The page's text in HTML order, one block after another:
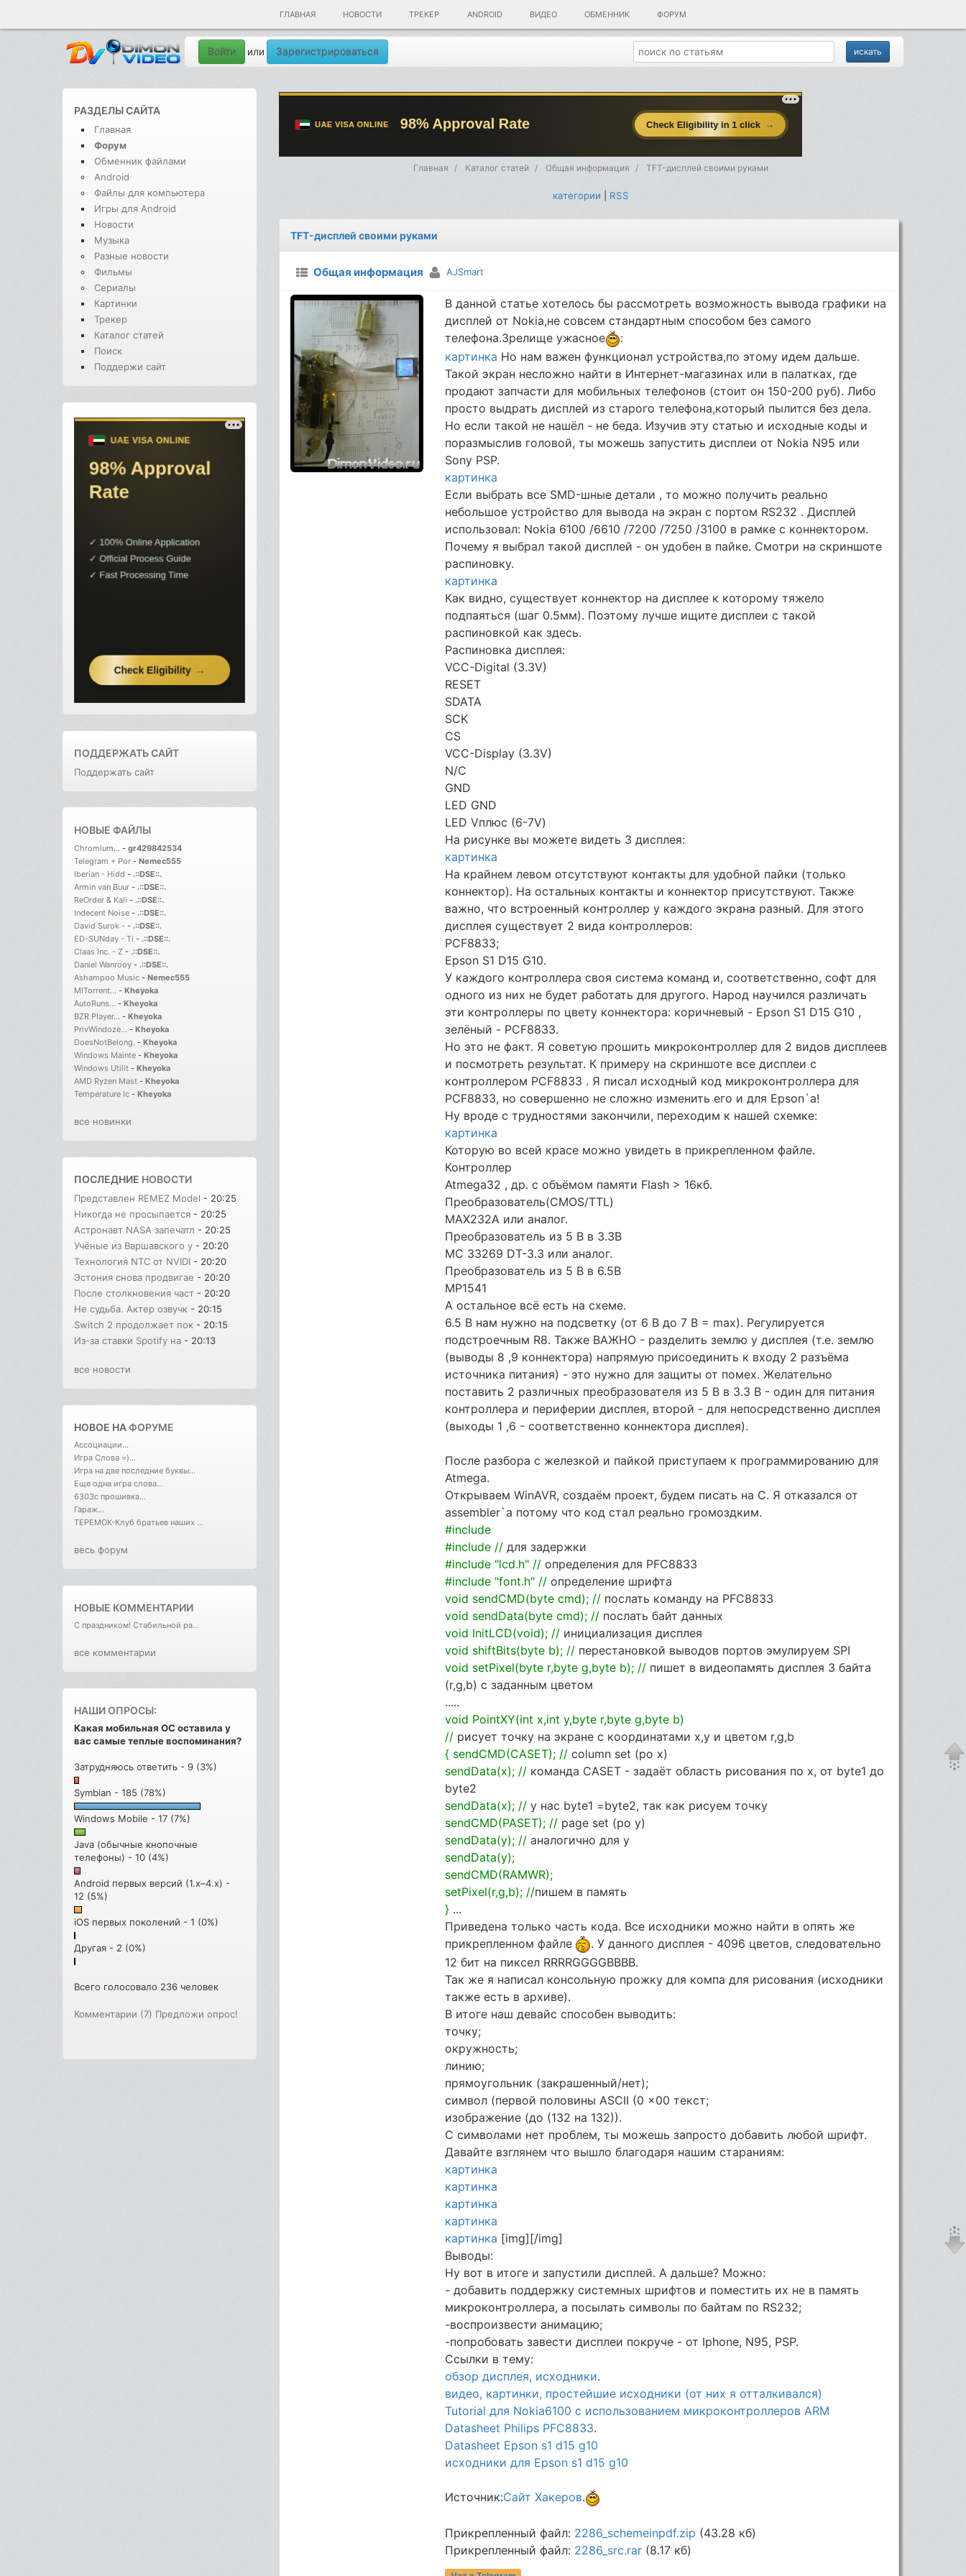
ГЛАВНАЯ НОВОСТИ ТРЕКЕР ANDROID ВИДЕО ОБМЕННИК ФОРУМ
Войти или Зарегистрироваться
РАЗДЕЛЫ САЙТА
Главная
Форум
Обменник файлами
Android
Файлы для компьютера
Игры для Android
Новости
Музыка
Разные новости
Фильмы
Сериалы
Картинки
Трекер
Каталог статей
Поиск
Поддержи сайт
ПОДДЕРЖАТЬ САЙТ
Поддержать сайт
НОВЫЕ ФАЙЛЫ
Chromium... - gr429842534
Telegram + Por - Nemec555
Iberian - Hidd - .::DSE::.
Armin van Buur - .::DSE::.
ReOrder & Kali - .::DSE::.
Indecent Noise - .::DSE::.
David Surok - - .::DSE::.
ED-SUNday - Ti - .::DSE::.
Claas Inc. - Z - .::DSE::.
Daniel Wanrooy - .::DSE::.
Ashampoo Music - Nemec555
MITorrent... - Kheyoka
AutoRuns... - Kheyoka
BZR Player... - Kheyoka
PrivWindoze... - Kheyoka
DoesNotBelong. - Kheyoka
Windows Mainte - Kheyoka
Windows Utilit - Kheyoka
AMD Ryzen Mast - Kheyoka
Temperature Ic - Kheyoka
все новинки
ПОСЛЕДНИЕ НОВОСТИ
Представлен REMEZ Model - 20:25
Никогда не просыпается - 20:25
Астронавт NASA запечатл - 20:25
Учёные из Варшавского у - 20:20
Технология NTC от NVIDI - 20:20
Эстония снова продвигае - 20:20
После столкновения част - 20:20
Не судьба. Актер озвучк - 20:15
Switch 2 продолжает пок - 20:15
Из-за ставки Spotify на - 20:13
все новости
НОВОЕ НАФОРУМЕ
Ассоциации...
Игра Слова =)...
Игра на две последние буквы...
Еще одна игра слова...
6303с прошивка...
Гараж...
ТЕРЕМОК-Клуб братьев наших ...
весь форум
НОВЫЕ КОММЕНТАРИИ
С праздником! Стабильной ра...
все комментарии
НАШИ ОПРОСЫ:
Какая мобильная ОС оставила у
вас самые теплые воспоминания?
Затрудняюсь ответить - 9 (3%)
Symbian - 185 (78%)
Windows Mobile - 17 (7%)
Java (обычные кнопочные
телефоны) - 10 (4%)
Android первых версий (1.x–4.x) -
12 (5%)
iOS первых поколений - 1 (0%)
Другая - 2 (0%)
Всего голосовало 236 человек
Комментарии (7) Предложи опрос!
Главная Каталог статей Общая информация TFT-дисплей своими руками
категории RSS
TFT-дисплей своими руками
Общая информация AJSmart
В данной статье хотелось бы рассмотреть возможность вывода графики на
дисплей от Nokia,не совсем стандартным способом без самого
телефона.Зрелище ужасное
:
картинка Но нам важен функционал устройства,по этому идем дальше.
Такой экран несложно найти в Интернет-магазинах или в палатках, где
продают запчасти для мобильных телефонов (стоит он 150-200 руб). Либо
просто выдрать дисплей из старого телефона,который пылится без дела.
Но если такой не нашёл - не беда. Изучив эту статью и исходные коды и
поразмыслив головой, ты можешь запустить дисплеи от Nokia N95 или
Sony PSP.
картинка
Если выбрать все SMD-шные детали , то можно получить реально
небольшое устройство для вывода на экран с портом RS232 . Дисплей
использовал: Nokia 6100 /6610 /7200 /7250 /3100 в рамке с коннектором.
Почему я выбрал такой дисплей - он удобен в пайке. Смотри на скриншоте
распиновку.
картинка
Как видно, существует коннектор на дисплее к которому тяжело
подпаяться (шаг 0.5мм). Поэтому лучше ищите дисплеи с такой
распиновкой как здесь.
Распиновка дисплея:
VCC-Digital (3.3V)
RESET
SDATA
SCK
CS
VCC-Display (3.3V)
N/C
GND
LED GND
LED Vплюс (6-7V)
На рисунке вы можете видеть 3 дисплея:
картинка
На крайнем левом отсутствуют контакты для удобной пайки (только
коннектор). На остальных контакты и коннектор присутствуют. Также
важно, что встроенный контроллер у каждого экрана разный. Для этого
дисплея существует 2 вида контроллеров:
PCF8833;
Epson S1 D15 G10.
У каждого контроллера своя система команд и, соответственно, софт для
одного из них не будет работать для другого. Народ научился различать
эти контроллеры по цвету коннектора: коричневый - Epson S1 D15 G10 ,
зелёный - PCF8833.
Но это не факт. Я советую прошить микроконтроллер для 2 видов дисплеев
и посмотреть результат. К примеру на скриншоте все дисплеи с
контроллером PCF8833 . Я писал исходный код микроконтроллера для
PCF8833, но совершенно не сложно изменить его и для Epson`a!
Ну вроде с трудностями закончили, переходим к нашей схемке:
картинка
Которую во всей красе можно увидеть в прикрепленном файле.
Контроллер
Atmega32 , др. с объёмом памяти Flash > 16кб.
Преобразователь(CMOS/TTL)
MAX232A или аналог.
Преобразователь из 5 В в 3.3В
MC 33269 DT-3.3 или аналог.
Преобразователь из 5 В в 6.5В
MP1541
А остальное всё есть на схеме.
6.5 В нам нужно на подсветку (от 6 В до 7 В = max). Регулируется
подстроечным R8. Также ВАЖНО - разделить землю у дисплея (т.е. землю
(выводы 8 ,9 коннектора) напрямую присоединить к входу 2 разъёма
источника питания) - это нужно для защиты от помех. Желательно
поставить 2 различных преобразователя из 5 В в 3.3 В - один для питания
контроллера и периферии дисплея, второй - для непосредственно дисплея
(выходы 1 ,6 - соответственно коннектора дисплея).
После разбора с железкой и пайкой приступаем к программированию для
Atmega.
Открываем WinAVR, создаём проект, будем писать на С. Я отказался от
assembler`a потому что код стал реально громоздким.
#include
#include // для задержки
#include "lcd.h" // определения для PFC8833
#include "font.h" // определение шрифта
void sendCMD(byte cmd); // послать команду на PFC8833
void sendData(byte cmd); // послать байт данных
void InitLCD(void); // инициализация дисплея
void shiftBits(byte b); // перестановкой выводов портов эмулируем SPI
void setPixel(byte r,byte g,byte b); // пишет в видеопамять дисплея 3 байта
(r,g,b) с заданным цветом
.....
void PointXY(int x,int y,byte r,byte g,byte b)
// рисует точку на экране с координатами x,y и цветом r,g,b
{ sendCMD(CASET); // column set (po x)
sendData(x); // команда CASET - задаёт область рисования по x, от byte1 до
byte2
sendData(x); // у нас byte1 =byte2, так как рисуем точку
sendCMD(PASET); // page set (po y)
sendData(y); // аналогично для y
sendData(y);
sendCMD(RAMWR);
setPixel(r,g,b); //пишем в память
} ...
Приведена только часть кода. Все исходники можно найти в опять же
прикрепленном файле
. У данного дисплея - 4096 цветов, следовательно
12 бит на пиксел RRRRGGGGBBBB.
Так же я написал консольную прожку для компа для рисования (исходники
также есть в архиве).
В итоге наш девайс способен выводить:
точку;
окружность;
линию;
прямоугольник (закрашенный/нет);
символ (первой половины ASCII (0 x00текст;
изображение (до (132 на 132)).
С символами нет проблем, ты можешь запросто добавить любой шрифт.
Давайте взглянем что вышло благодаря нашим стараниям:
картинка
картинка
картинка
картинка
картинка [img][/img]
Выводы:
Ну вот в итоге и запустили дисплей. А дальше? Можно:
- добавить поддержку системных шрифтов и поместить их не в память
микроконтроллера, а посылать символы по байтам по RS232;
-воспроизвести анимацию;
-попробовать завести дисплеи покруче - от Iphone, N95, PSP.
Ссылки в тему:
обзор дисплея, исходники.
видео, картинки, простейшие исходники (от них я отталкивался)
Tutorial для Nokia6100 c использованием микроконтроллеров ARM
Datasheet Philips PFC8833.
Datasheet Epson s1 d15 g10
исходники для Epson s1 d15 g10
Источник:Сайт Хакеров.
Прикрепленный файл: 2286_schemeinpdf.zip (43.28 кб)
Прикрепленный файл: 2286_src.rar (8.17 кб)